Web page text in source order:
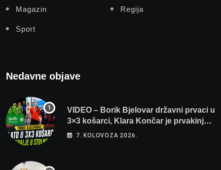
Magazin Regija
Sport
Nedavne objave
VIDEO – Borik Bjelovar državni prvaci u
3×3 košarci, Klara Končar je prvakinja
Hrvatske u stolnom tenisu!
7. KOLOVOZA 2026.